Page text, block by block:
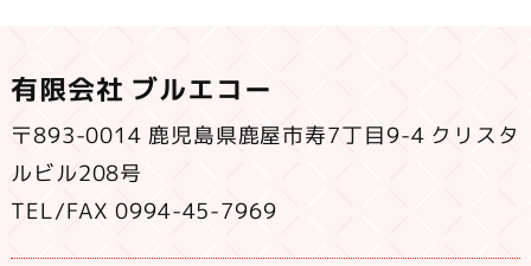
有限会社 ブルエコー
〒893-0014 鹿児島県鹿屋市寿7丁目9-4 クリスタ
ルビル208号
TEL/FAX 0994-45-7969